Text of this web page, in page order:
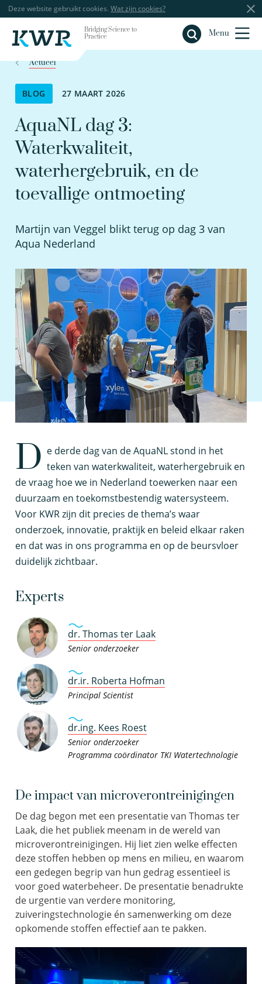
Deze website gebruikt cookies. Wat zijn cookies?
Bridging Science to
Practice
Menu
Sluiten
Actueel
BLOG 27 MAART 2026
AquaNL dag 3:
Waterkwaliteit,
waterhergebruik, en de
toevallige ontmoeting
Martijn van Veggel blikt terug op dag 3 van
Aqua Nederland
D e derde dag van deAquaNLstond in het
teken van waterkwaliteit, waterhergebruik en
de vraag hoe we in Nederland toewerken naar een
duurzaam en toekomstbestendig watersysteem.
Voor KWR zijn dit precies de thema’s waar
onderzoek, innovatie, praktijk en beleid elkaar raken
en dat was in ons programma en op de beursvloer
duidelijk zichtbaar.
Experts
dr. Thomas ter Laak
Senior onderzoeker
dr.ir. Roberta Hofman
Principal Scientist
dr.ing. Kees Roest
Senior onderzoeker
Programma coördinator TKI Watertechnologie
De impact van microverontreinigingen
De dag begon met een presentatie van Thomas ter
Laak, die het publiek meenam in de wereld van
microverontreinigingen. Hij liet zien welke effecten
deze stoffen hebben op mens en milieu, en waarom
een gedegen begrip van hun gedrag essentieel is
voor goed waterbeheer. De presentatie benadrukte
de urgentie van verdere monitoring,
zuiveringstechnologie én samenwerking om deze
opkomende stoffen effectief aan te pakken.